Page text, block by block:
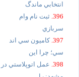
انتخابي ماندگ
396. ثبت نام وام
سربازي
397. کاميون سي اند
سي؛ چرا اين
398. عمل اتوپلاستي در